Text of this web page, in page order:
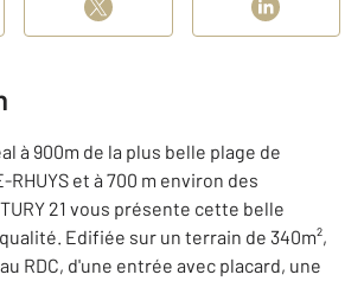
à 900m de la plus belle plage de
RHUYS et à 700 m environ des
21 vous présente cette belle
Edifiée sur un terrain de 340m²,
RDC, d'une entrée avec placard, une